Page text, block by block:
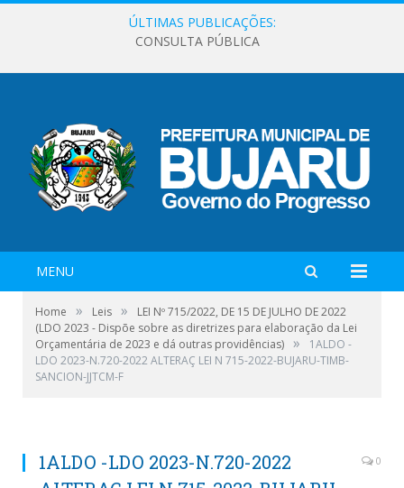
ÚLTIMAS PUBLICAÇÕES:
CONSULTA PÚBLICA
MENU
Home » Leis »
LEI Nº 715/2022, DE 15 DE JULHO DE 2022
(LDO 2023 - Dispõe sobre as diretrizes para elaboração da Lei
Orçamentária de 2023 e dá outras providências) »
1ALDO -
LDO 2023-N.720-2022 ALTERAÇ LEI N 715-2022-BUJARU-TIMB-
SANCION-JJTCM-F
1ALDO -LDO 2023-N.720-2022
0